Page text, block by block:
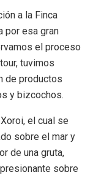
a la Finca
por esa gran
el proceso
tuvimos
de productos
y bizcochos.
el cual se
sobre el mar y
de una gruta,
sobre